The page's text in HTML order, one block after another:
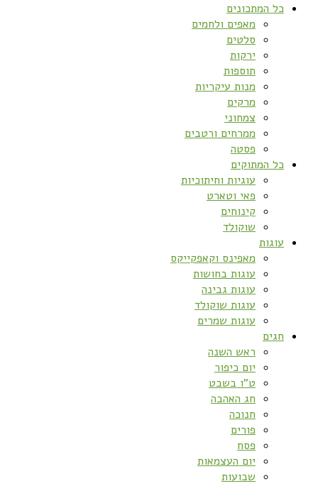
כל המתכונים
מאפים ולחמים
סלטים
ירקות
תוספות
מנות עיקריות
מרקים
צמחוני
ממרחים ורטבים
פסטה
כל המתוקים
עוגיות וחיתוכיות
פאי וטארט
קינוחים
שוקולד
עוגות
מאפינס וקאפקייקס
עוגות בחושות
עוגות גבינה
עוגות שוקולד
עוגות שמרים
חגים
ראש השנה
יום כיפור
ט”ו בשבט
חג האהבה
חנוכה
פורים
פסח
יום העצמאות
שבועות